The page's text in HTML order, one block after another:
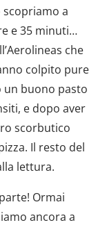
scopriamo a
e 35 minuti…
che
colpito pure
un buono pasto
e dopo aver
scorbutico
Il resto del
lettura.
Ormai
ancora a